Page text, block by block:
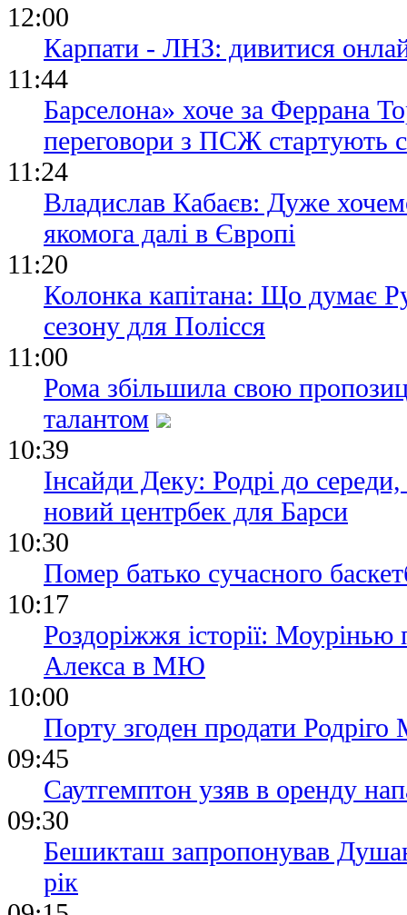
12:00
Карпати - ЛНЗ: дивитися
11:44
Барселона» хоче за Феррана
переговори з ПСЖ стартують
11:24
Владислав Кабаєв: Дуже
якомога далі в Європі
11:20
Колонка капітана: Що думає
сезону для Полісся
11:00
Рома збільшила свою
талантом
10:39
Інсайди Деку: Родрі до
новий центрбек для Барси
10:30
Помер батько сучасного
10:17
Роздоріжжя історії: Моурінью
Алекса в МЮ
10:00
Порту згоден продати Родріго
09:45
Саутгемптон узяв в оренду
09:30
Бешикташ запропонував
рік